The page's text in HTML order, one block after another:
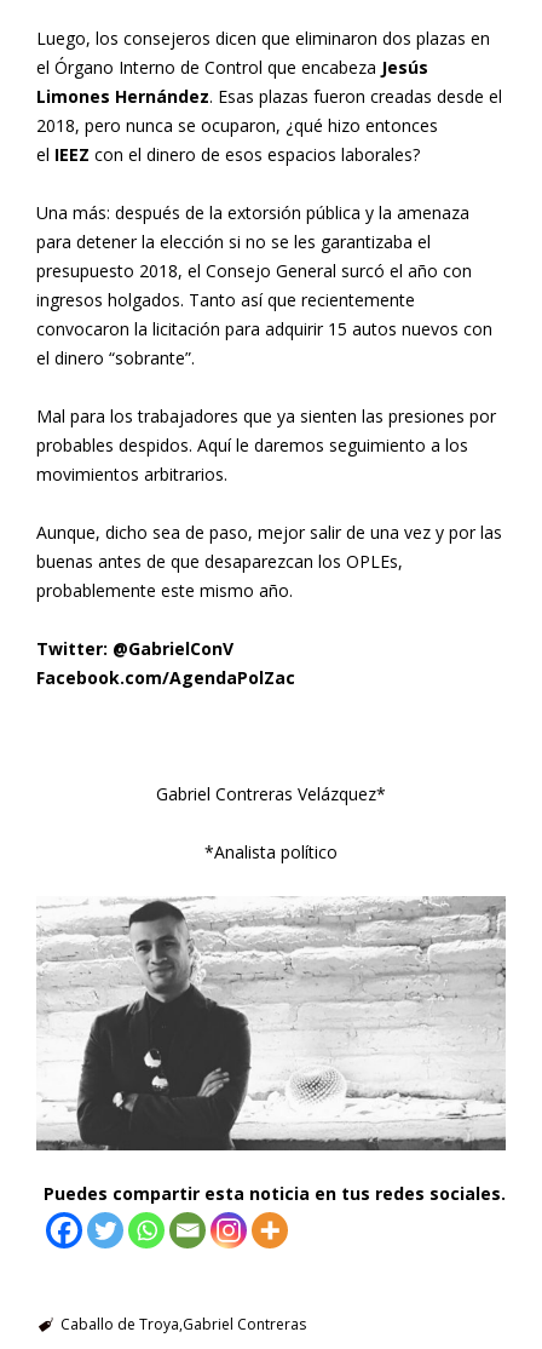
Luego, los consejeros dicen que eliminaron dos plazas en
el Órgano Interno de Control que encabeza Jesús
Limones Hernández. Esas plazas fueron creadas desde el
2018, pero nunca se ocuparon, ¿qué hizo entonces
el IEEZ con el dinero de esos espacios laborales?
Una más: después de la extorsión pública y la amenaza
para detener la elección si no se les garantizaba el
presupuesto 2018, el Consejo General surcó el año con
ingresos holgados. Tanto así que recientemente
convocaron la licitación para adquirir 15 autos nuevos con
el dinero “sobrante”.
Mal para los trabajadores que ya sienten las presiones por
probables despidos. Aquí le daremos seguimiento a los
movimientos arbitrarios.
Aunque, dicho sea de paso, mejor salir de una vez y por las
buenas antes de que desaparezcan los OPLEs,
probablemente este mismo año.
Twitter: @GabrielConV
Facebook.com/AgendaPolZac
Gabriel Contreras Velázquez*
*Analista político
Puedes compartir esta noticia en tus redes sociales.
Caballo de Troya Gabriel Contreras